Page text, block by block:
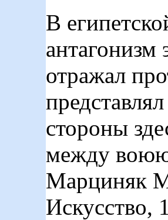
В
антагонизм
отражал
стороны
между
Марциняк
Искусство,